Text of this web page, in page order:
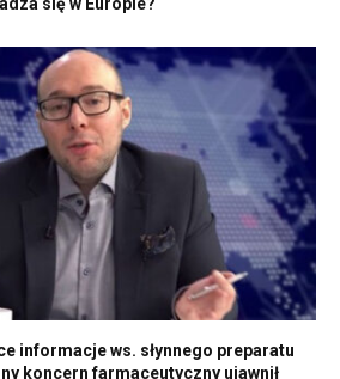
informacje ws. słynnego preparatu
koncern farmaceutyczny ujawnił